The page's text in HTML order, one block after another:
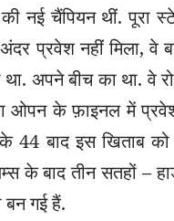
नई चैंपियन थीं. पूरा
प्रवेश नहीं मिला,
अपने बीच का था. वे
ओपन के फ़ाइनल में
बाद इस खिताब को
के बाद तीन सतहों –
बन गई हैं.